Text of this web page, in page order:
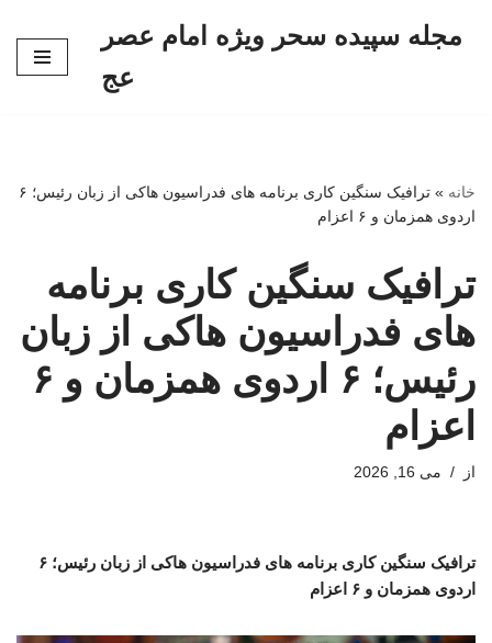
مجله سپیده سحر ویژه امام عصر
عج
خانه »
ترافیک سنگین کاری برنامه های فدراسیون هاکی از زبان رئیس؛ ۶
اردوی همزمان و ۶ اعزام
ترافیک سنگین کاری برنامه
های فدراسیون هاکی از زبان
رئیس؛ ۶ اردوی همزمان و ۶
اعزام
از می 16, 2026
ترافیک سنگین کاری برنامه های فدراسیون هاکی از زبان رئیس؛ ۶
اردوی همزمان و ۶ اعزام